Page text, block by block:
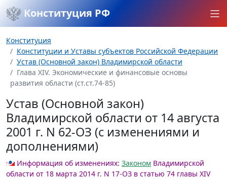
Конституция РФ
Конституция
Конституции и Уставы субъектов Российской Федерации
Устав (Основной закон) Владимирской области
Глава XIV. Экономические и финансовые основы
развития области (ст.ст.74-85)
Устав (Основной закон)
Владимирской области от 14 августа
2001 г. N 62-ОЗ (с изменениями и
дополнениями)
Информация об изменениях: Законом Владимирской
области от 18 марта 2014 г. N 17-ОЗ в статью 74 главы XIV